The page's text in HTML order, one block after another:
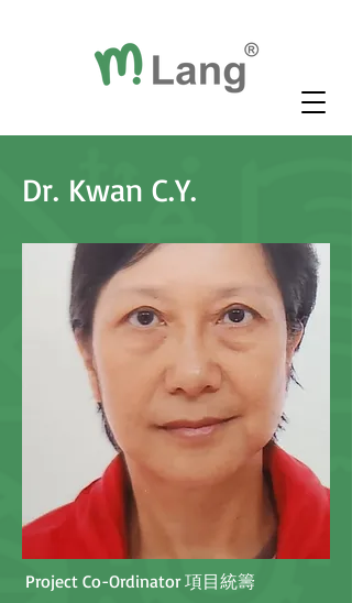
Dr. Kwan C.Y.
Project Co-Ordinator 項目統籌